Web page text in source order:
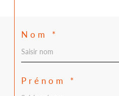
Nom *
Prénom *